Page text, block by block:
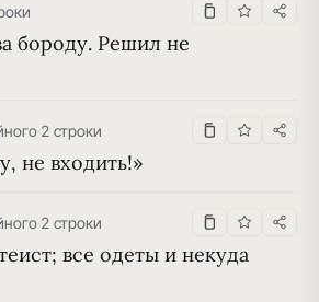
бороду. Решил не
·2 строки
не входить!»
·2 строки
все одеты и некуда